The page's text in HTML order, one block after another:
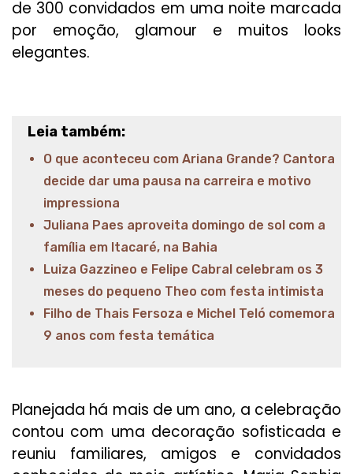
de 300 convidados em uma noite marcada
por emoção, glamour e muitos looks
elegantes.
Leia também:
O que aconteceu com Ariana Grande? Cantora
decide dar uma pausa na carreira e motivo
impressiona
Juliana Paes aproveita domingo de sol com a
família em Itacaré, na Bahia
Luiza Gazzineo e Felipe Cabral celebram os 3
meses do pequeno Theo com festa intimista
Filho de Thais Fersoza e Michel Teló comemora
9 anos com festa temática
Planejada há mais de um ano, a celebração
contou com uma decoração sofisticada e
reuniu familiares, amigos e convidados